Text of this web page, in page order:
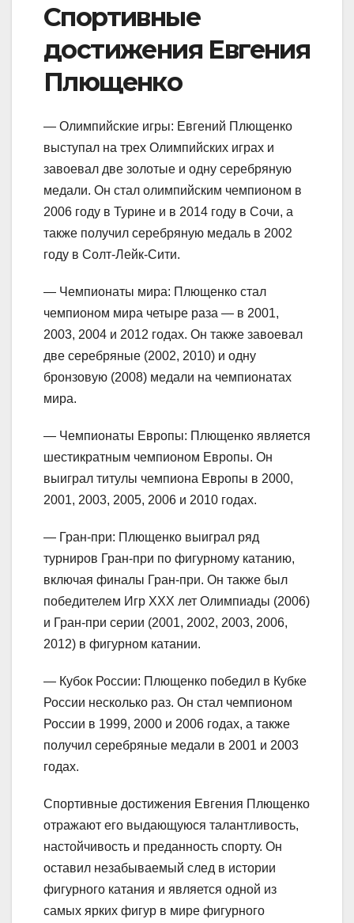
Спортивные
достижения Евгения
Плющенко
— Олимпийские игры: Евгений Плющенко
выступал на трех Олимпийских играх и
завоевал две золотые и одну серебряную
медали. Он стал олимпийским чемпионом в
2006 году в Турине и в 2014 году в Сочи, а
также получил серебряную медаль в 2002
году в Солт-Лейк-Сити.
— Чемпионаты мира: Плющенко стал
чемпионом мира четыре раза — в 2001,
2003, 2004 и 2012 годах. Он также завоевал
две серебряные (2002, 2010) и одну
бронзовую (2008) медали на чемпионатах
мира.
— Чемпионаты Европы: Плющенко является
шестикратным чемпионом Европы. Он
выиграл титулы чемпиона Европы в 2000,
2001, 2003, 2005, 2006 и 2010 годах.
— Гран-при: Плющенко выиграл ряд
турниров Гран-при по фигурному катанию,
включая финалы Гран-при. Он также был
победителем Игр XXX лет Олимпиады (2006)
и Гран-при серии (2001, 2002, 2003, 2006,
2012) в фигурном катании.
— Кубок России: Плющенко победил в Кубке
России несколько раз. Он стал чемпионом
России в 1999, 2000 и 2006 годах, а также
получил серебряные медали в 2001 и 2003
годах.
Спортивные достижения Евгения Плющенко
отражают его выдающуюся талантливость,
настойчивость и преданность спорту. Он
оставил незабываемый след в истории
фигурного катания и является одной из
самых ярких фигур в мире фигурного